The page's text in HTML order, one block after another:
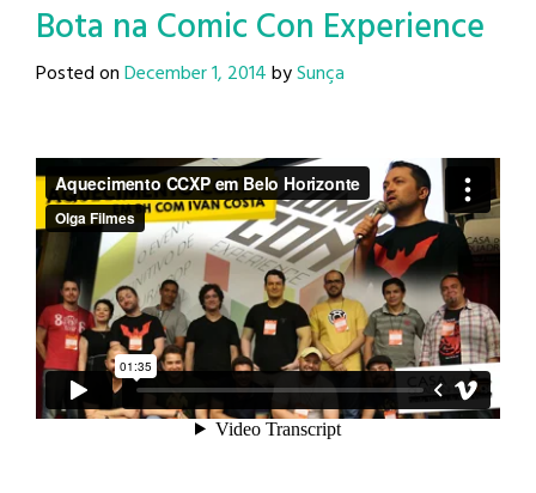
Bota na Comic Con Experience
Posted onDecember 1, 2014bySunça